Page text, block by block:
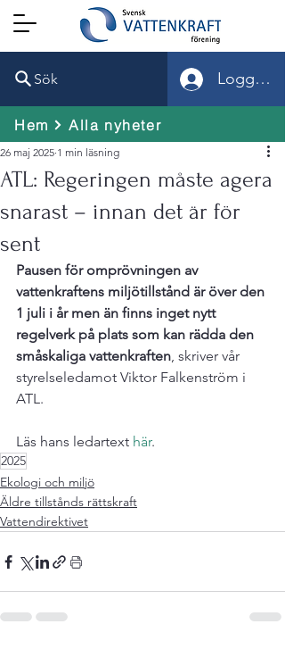
Sök Logga in
Hem Alla nyheter
ATL: Regeringen måste agera
snarast – innan det är för
sent
26 maj 2025 1 min läsning
Pausen för omprövningen av
vattenkraftens miljötillstånd är över den
1 juli i år men än finns inget nytt
regelverk på plats som kan rädda den
småskaliga vattenkraften, skriver vår
styrelseledamot Viktor Falkenström i
ATL.
Läs hans ledartext här.
2025
Ekologi och miljö
Äldre tillstånds rättskraft
Vattendirektivet